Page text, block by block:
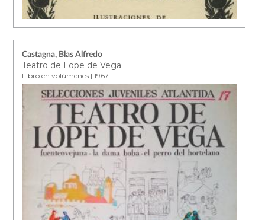
Castagna, Blas Alfredo
Teatro de Lope de Vega
Libro en volúmenes | 1967